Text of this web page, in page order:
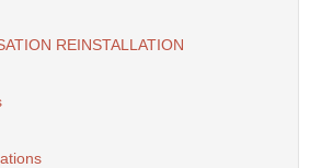
REINSTALLATION